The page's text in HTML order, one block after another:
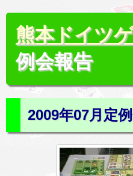
熊本ドイツ
例会報告
2009年07月定